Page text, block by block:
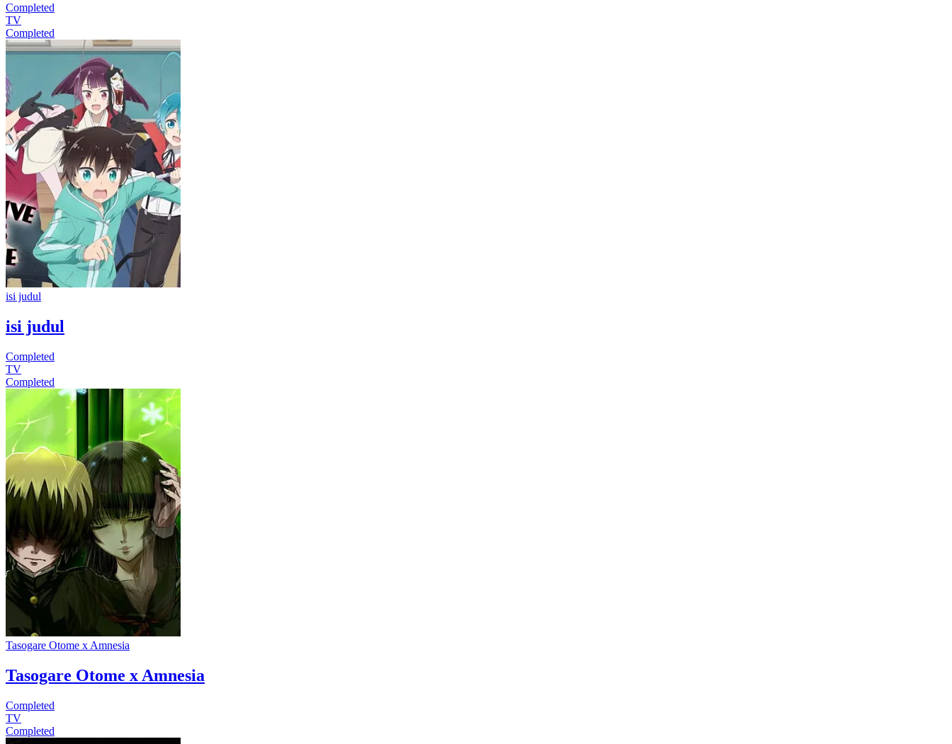
Completed
TV
Completed
isi judul
isi judul
Completed
TV
Completed
Tasogare Otome x Amnesia
Tasogare Otome x Amnesia
Completed
TV
Completed